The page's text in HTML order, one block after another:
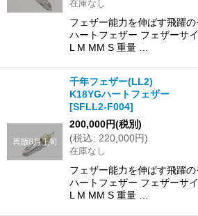
在庫なし
フェザー能力を伸ばす飛躍
ハートフェザー フェザーサ
L M MM S 重量 …
千年フェザー(LL2)
K18YGハートフェザー
[SFLL2-F004]
200,000円(税別)
(税込: 220,000円)
在庫なし
フェザー能力を伸ばす飛躍
ハートフェザー フェザーサ
L M MM S 重量 …